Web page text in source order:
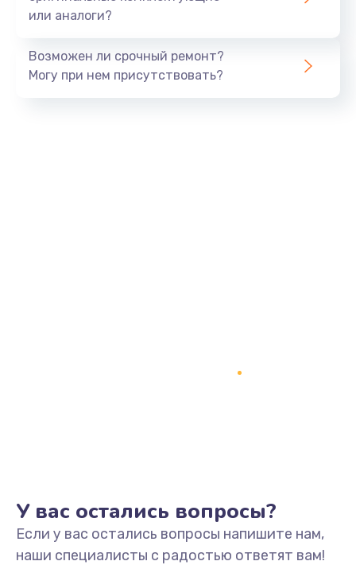
Заказать
1550 руб.
Заказать
или аналоги?
Возможен ли срочный ремонт?
Могу при нем присутствовать?
У вас остались вопросы?
Если у вас остались вопросы напишите нам,
наши специалисты с радостью ответят вам!